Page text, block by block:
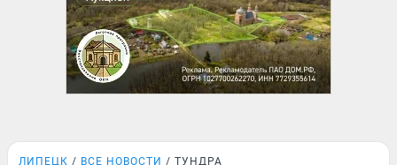
ЛИПЕЦК ВСЕ НОВОСТИ ТУНДРА